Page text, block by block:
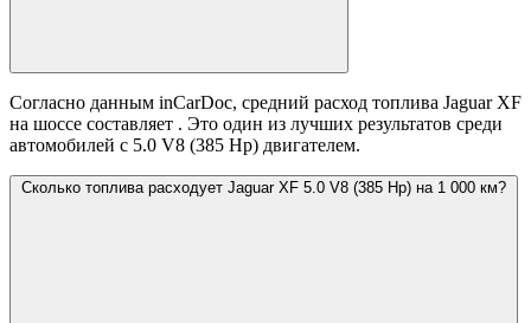
Согласно данным inCarDoc, средний расход топлива Jaguar XF
на шоссе составляет . Это один из лучших результатов среди
автомобилей с 5.0 V8 (385 Hp) двигателем.
Сколько топлива расходует Jaguar XF 5.0 V8 (385 Hp) на 1 000 км?